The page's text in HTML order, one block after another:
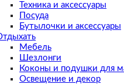
Техника и аксессуары
Посуда
Бутылочки и аксессуары
Мебель
Шезлонги
Коконы и подушки для
Освещение и декор